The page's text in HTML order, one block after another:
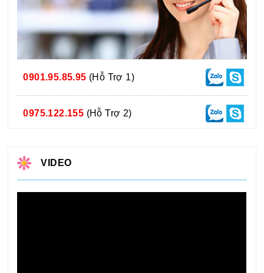
0901.95.85.95 (Hỗ Trợ 1)
0975.122.155 (Hỗ Trợ 2)
VIDEO